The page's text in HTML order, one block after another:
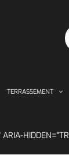
TERRASSEMENT